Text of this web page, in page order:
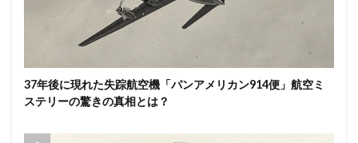
37年後に現れた失踪航空機「パンアメリカン914便」航空ミ
ステリーの驚きの真相とは？